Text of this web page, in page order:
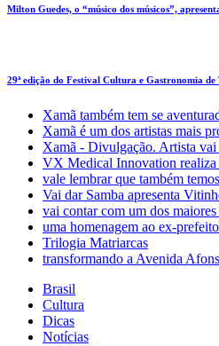
Milton Guedes, o “músico dos músicos”,
29ª edição do Festival Cultura e Gastronomia
Xamã também tem se
Xamã é um dos artistas mais
Xamã - Divulgação. Artista
VX Medical Innovation realiza
vale lembrar que também
Vai dar Samba apresenta
vai contar com um dos
uma homenagem ao ex-
Trilogia Matriarcas
transformando a Avenida
Brasil
Cultura
Dicas
Notícias